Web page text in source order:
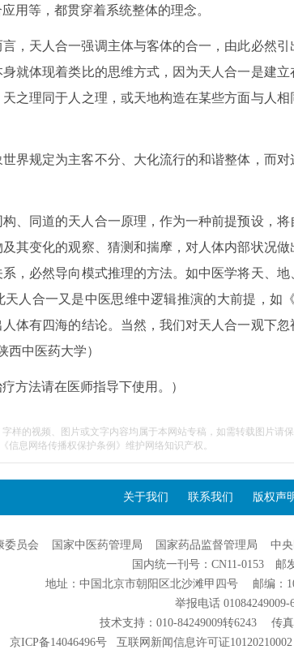
用等，都贯穿着系统整体的理念。
，天人合一强调主体与客体的合一，由此必然
就体现着类比的思维方式，因为天人合一是建
之理同于人之理，或天地构造在某些方面与人
界规定为主客不分、大化流行的和谐整体，而
、同道的天人合一原理，作为一种前提预设，
其变化的观察、猜测和揣摩，对人体内部状况
，必然导向模式推理的方法。如中医学将天、
人合一又是中医思维中逻辑推演的大前提，如
体有四海的结论。当然，我们对天人合一观下
中医药大学）
方法请在医师指导下使用。）
样的视频、图片或文字内容均属于本网站专稿，如需转载图片请
信息网络传播权保护条例》维护网络知识产权。
关于我们 联系我们 版权声
委员会 国家中医药管理局 国家药品监督管理局 中
国内统一刊号：CN11-0153 邮
地址：中国北京市朝阳区北沙滩甲四号 邮编：
举报电话 01084249009-
技术支持：010-84249009转6243 传
京ICP备14046496号
互联网新闻信息许可证10120210002